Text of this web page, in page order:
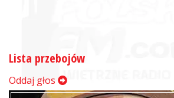
Lista przebojów
Oddaj głos